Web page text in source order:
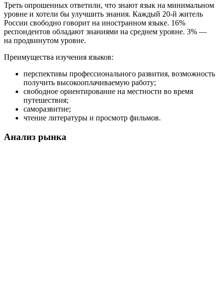
Треть опрошенных ответили, что знают язык на минимальном
уровне и хотели бы улучшить знания. Каждый 20-й житель
России свободно говорит на иностранном языке. 16%
респондентов обладают знаниями на среднем уровне. 3% —
на продвинутом уровне.
Преимущества изучения языков:
перспективы профессионального развития, возможность
получить высокооплачиваемую работу;
свободное ориентирование на местности во время
путешествия;
саморазвитие;
чтение литературы и просмотр фильмов.
Анализ рынка